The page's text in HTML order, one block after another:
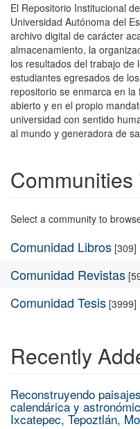
El Repositorio Institucional
Universidad Autónoma del
archivo digital de carácter
almacenamiento, la
los resultados del trabajo de
estudiantes egresados de
repositorio se enmarca en
abierto y en el propio
universidad con sentido
al mundo y generadora de
Select a community to
Comunidad Libros [309]
Comunidad Revistas
Comunidad Tesis [3999]
Recently
Reconstruyendo
calendárica y
Ixcatepec, Tepoztlán,